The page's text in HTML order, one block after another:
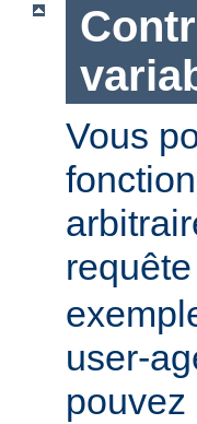
Vous
user-
pouvez